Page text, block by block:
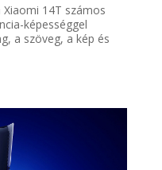
14T számos
képességgel
a szöveg, a kép és